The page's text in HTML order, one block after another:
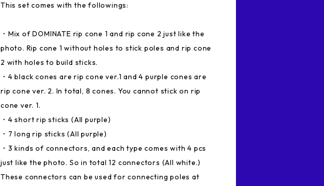
This set comes with the followings:
・Mix of DOMINATE rip cone 1 and rip cone 2 just like the
photo. Rip cone 1 without holes to stick poles and rip cone
2 with holes to build sticks.
・4 black cones are rip cone ver.1 and 4 purple cones are
rip cone ver. 2. In total, 8 cones. You cannot stick on rip
cone ver. 1.
・4 short rip sticks (All purple)
・7 long rip sticks (All purple)
・3 kinds of connectors, and each type comes with 4 pcs
just like the photo. So in total 12 connectors (All white.)
These connectors can be used for connecting poles at